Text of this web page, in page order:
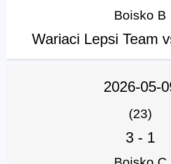
Boisko B
Wariaci Lepsi Team
2026-05-
(23)
3- 1